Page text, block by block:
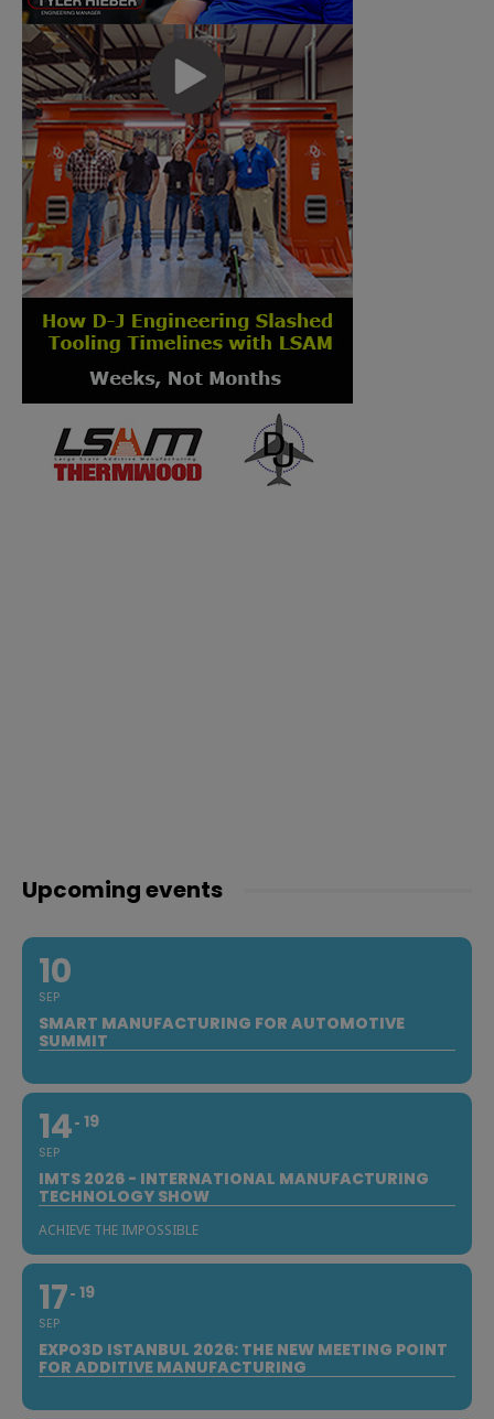
Upcoming events
10
SEP
SMART MANUFACTURING FOR AUTOMOTIVE
SUMMIT
14
SEP
19
IMTS 2026 - INTERNATIONAL MANUFACTURING
TECHNOLOGY SHOW
ACHIEVE THE IMPOSSIBLE
17
SEP
19
EXPO3D ISTANBUL 2026: THE NEW MEETING POINT
FOR ADDITIVE MANUFACTURING